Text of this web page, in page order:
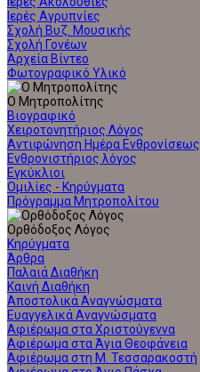
Ιερές Αγρυπνίες
Σχολή Βυζ. Μουσικής
Σχολή Γονέων
Αρχεία Βίντεο
Φωτογραφικό Υλικό
Ο Μητροπολίτης
Βιογραφικό
Χειροτονητήριος Λόγος
Αντιφώνηση Ημέρα Ενθρονίσεως
Ενθρονιστήριος λόγος
Εγκύκλιοι
Ομιλίες - Κηρύγματα
Πρόγραμμα Μητροπολίτου
Ορθόδοξος Λόγος
Κηρύγματα
Άρθρα
Παλαιά Διαθήκη
Καινή Διαθήκη
Αποστολικά Αναγνώσματα
Ευαγγελικά Αναγνώσματα
Αφιέρωμα στα Χριστούγεννα
Αφιέρωμα στα Άγια Θεοφάνεια
Αφιέρωμα στη Μ. Τεσσαρακοστή